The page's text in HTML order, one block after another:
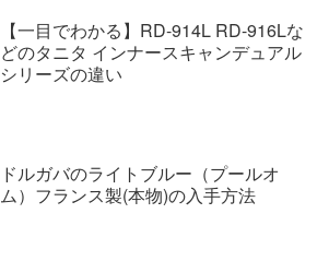
【一目でわかる】RD-914L RD-916Lな
どのタニタ インナースキャンデュアル
シリーズの違い
ドルガバのライトブルー（プールオ
ム）フランス製(本物)の入手方法